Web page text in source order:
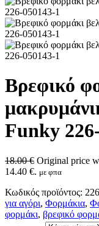
Βρεφικό
Funky
18.00€ Original price
14.40 €. με φπα
Κωδικός προϊόντος:
για αγόρι, Φορμάκια,
φορμάκι, βρεφικό